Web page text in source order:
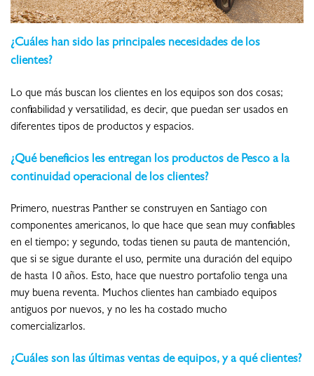
¿Cuáles han sido las principales necesidades de los
clientes?
Lo que más buscan los clientes en los equipos son dos cosas;
confiabilidad y versatilidad, es decir, que puedan ser usados en
diferentes tipos de productos y espacios.
¿Qué beneficios les entregan los productos de Pesco a la
continuidad operacional de los clientes?
Primero, nuestras Panther se construyen en Santiago con
componentes americanos, lo que hace que sean muy confiables
en el tiempo; y segundo, todas tienen su pauta de mantención,
que si se sigue durante el uso, permite una duración del equipo
de hasta 10 años. Esto, hace que nuestro portafolio tenga una
muy buena reventa. Muchos clientes han cambiado equipos
antiguos por nuevos, y no les ha costado mucho
comercializarlos.
¿Cuáles son las últimas ventas de equipos, y a qué clientes?